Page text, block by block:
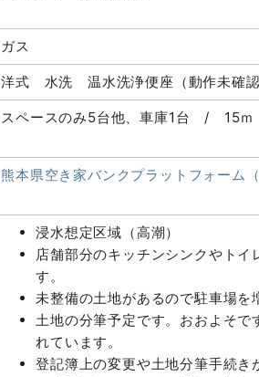
ガス
洋式 水洗 温水洗浄便座（動作未確
スペースのみ5台他、車庫1台 / 15ｍ
熊本県空き家バンクプラットフォーム
浸水想定区域（高潮）
店舗部分のキッチンシンクやトイ
す。
未整備の土地があるので駐車場を
土地の分筆予定です。おおよそ
れています。
登記簿上の変更や土地分筆手続き